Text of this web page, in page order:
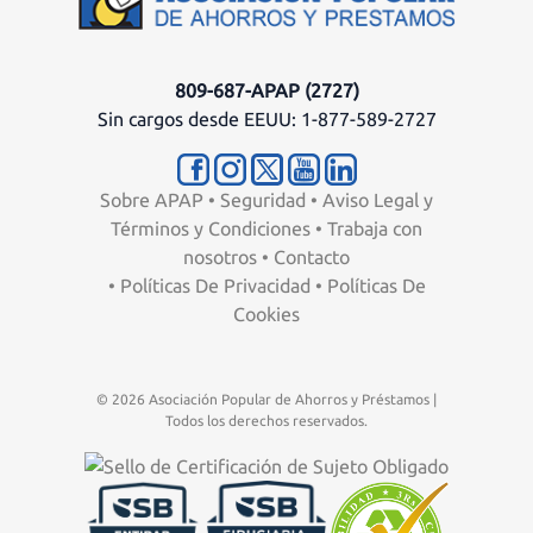
809-687-APAP (2727)
Sin cargos desde EEUU: 1-877-589-2727
Sobre APAP • Seguridad • Aviso Legal y
Términos y Condiciones • Trabaja con
nosotros • Contacto
• Políticas De Privacidad • Políticas De
Cookies
© 2026 Asociación Popular de Ahorros y Préstamos |
Todos los derechos reservados.